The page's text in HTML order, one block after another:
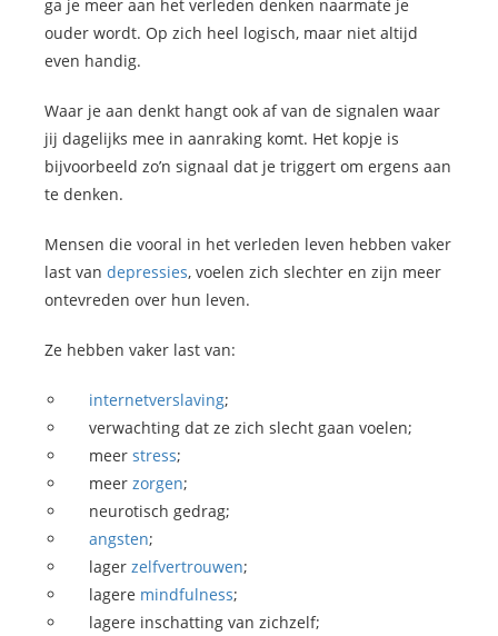
ga je meer aan het verleden denken naarmate je
ouder wordt. Op zich heel logisch, maar niet altijd
even handig.
Waar je aan denkt hangt ook af van de signalen waar
jij dagelijks mee in aanraking komt. Het kopje is
bijvoorbeeld zo’n signaal dat je triggert om ergens aan
te denken.
Mensen die vooral in het verleden leven hebben vaker
last van depressies, voelen zich slechter en zijn meer
ontevreden over hun leven.
Ze hebben vaker last van:
internetverslaving;
verwachting dat ze zich slecht gaan voelen;
meerstress;
meerzorgen;
neurotisch gedrag;
angsten;
lagerzelfvertrouwen;
lagere mindfulness;
lagere inschatting van zichzelf;